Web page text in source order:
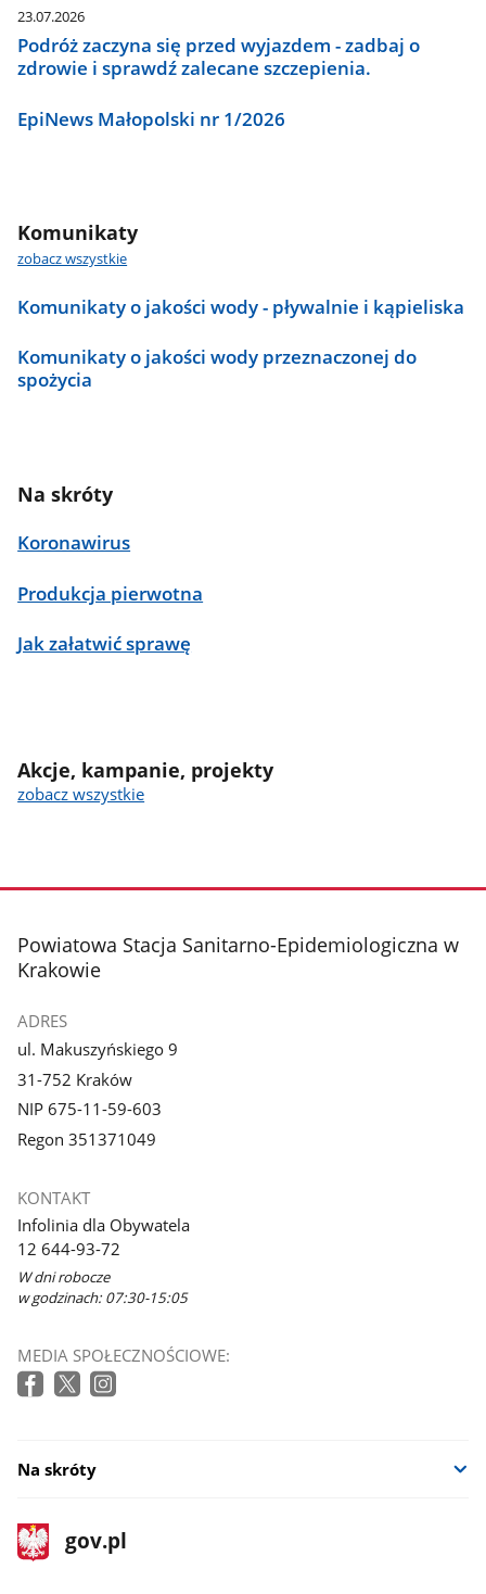
23.07.2026
Podróż zaczyna się przed wyjazdem - zadbaj o
zdrowie i sprawdź zalecane szczepienia.
EpiNews Małopolski nr 1/2026
Komunikaty
zobacz wszystkie
Komunikaty o jakości wody - pływalnie i kąpieliska
Komunikaty o jakości wody przeznaczonej do
spożycia
Na skróty
Koronawirus
Produkcja pierwotna
Jak załatwić sprawę
Akcje, kampanie, projekty
zobacz wszystkie
stopka
Powiatowa Stacja Sanitarno-Epidemiologiczna w
Krakowie
ADRES
ul. Makuszyńskiego 9
31-752 Kraków
NIP 675-11-59-603
Regon 351371049
KONTAKT
Infolinia dla Obywatela
12 644-93-72
W dni robocze
w godzinach: 07:30-15:05
MEDIA SPOŁECZNOŚCIOWE:
Na skróty
stopka
gov.pl
Strona
gov.pl